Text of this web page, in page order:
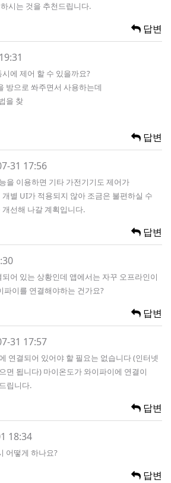
시는 것을 추천드립니다.
답변
에 제어 할 수 있을까요?
방으로 쏴주면서 사용하는데
을 찾
답변
31 17:56
을 이용하면 기타 가전기기도 제어가
별 UI가 적용되지 않아 조금은 불편하실 수
선해 나갈 계획입니다.
답변
어 있는 상황인데 앱에서는 자꾸 오프라인이
파이를 연결해야하는 건가요?
답변
31 17:57
연결되어 있어야 할 필요는 없습니다 (인터넷
면 됩니다) 마이온도가 와이파이에 연결이
립니다.
답변
18:34
어떻게 하나요?
답변